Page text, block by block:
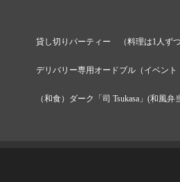
貸し切りパーティー （料理は1人ず
デリバリー専用オードブル（イベン
（和食）ダーク「司 Tsukasa」(和風弁